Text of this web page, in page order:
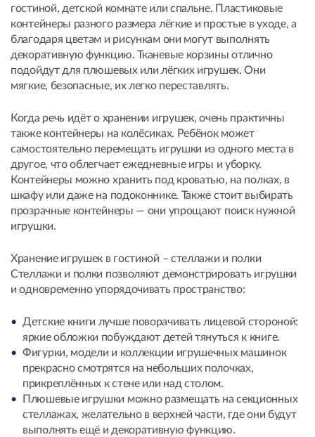
гостиной, детской комнате или спальне. Пластиковые
контейнеры разного размера лёгкие и простые в уходе, а
благодаря цветам и рисункам они могут выполнять
декоративную функцию. Тканевые корзины отлично
подойдут для плюшевых или лёгких игрушек. Они
мягкие, безопасные, их легко переставлять.
Когда речь идёт о хранении игрушек, очень практичны
также контейнеры на колёсиках. Ребёнок может
самостоятельно перемещать игрушки из одного места в
другое, что облегчает ежедневные игры и уборку.
Контейнеры можно хранить под кроватью, на полках, в
шкафу или даже на подоконнике. Также стоит выбирать
прозрачные контейнеры — они упрощают поиск нужной
игрушки.
Хранение игрушек в гостиной – стеллажи и полки
Стеллажи и полки позволяют демонстрировать игрушки
и одновременно упорядочивать пространство:
Детские книги лучше поворачивать лицевой стороной:
яркие обложки побуждают детей тянуться к книге.
Фигурки, модели и коллекции игрушечных машинок
прекрасно смотрятся на небольших полочках,
прикреплённых к стене или над столом.
Плюшевые игрушки можно размещать на секционных
стеллажах, желательно в верхней части, где они будут
выполнять ещё и декоративную функцию.